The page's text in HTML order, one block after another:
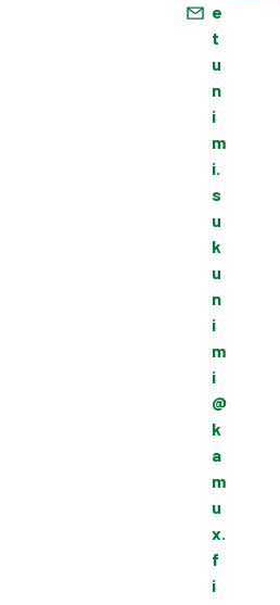
e
t
u
n
i
m
i.
s
u
k
u
n
i
m
i
@
k
a
m
u
x.
f
i